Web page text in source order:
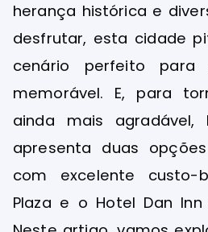
herança histórica e
desfrutar, esta cidade
cenário perfeito para
memorável. E, para
ainda mais agradável,
apresenta duas
com excelente custo-
Plaza e o Hotel Dan